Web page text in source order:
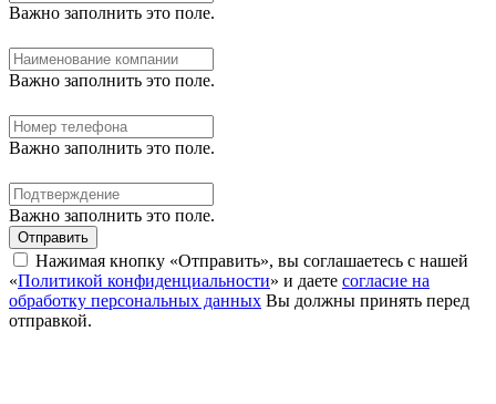
Важно заполнить это поле.
Важно заполнить это поле.
Важно заполнить это поле.
Важно заполнить это поле.
Отправить
Нажимая кнопку «Отправить», вы соглашаетесь с нашей
«Политикой конфиденциальности» и даете согласие на
обработку персональных данных Вы должны принять перед
отправкой.